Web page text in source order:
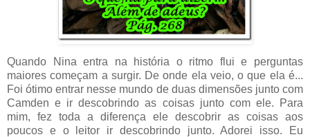
Quando Nina entra na história o ritmo flui e perguntas
maiores começam a surgir. De onde ela veio, o que ela é...
Foi ótimo entrar nesse mundo de duas dimensões junto com
Camden e ir descobrindo as coisas junto com ele. Para
mim, fez toda a diferença ele descobrir as coisas aos
poucos e o leitor ir descobrindo junto. Adorei isso. Eu